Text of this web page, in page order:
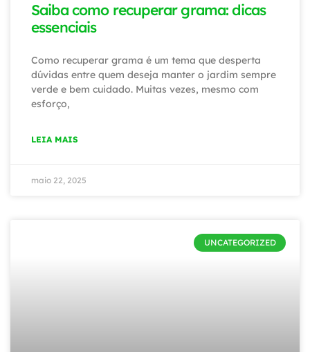
Saiba como recuperar grama: dicas
essenciais
Como recuperar grama é um tema que desperta
dúvidas entre quem deseja manter o jardim sempre
verde e bem cuidado. Muitas vezes, mesmo com
esforço,
LEIA MAIS
maio 22, 2025
UNCATEGORIZED